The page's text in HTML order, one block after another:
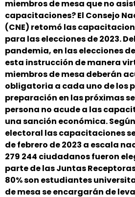
miembros de mesa que no
capacitaciones? El Consejo
(CNE) retomó las
para las elecciones de 2023.
pandemia, en las elecciones de
esta instrucción de manera
miembros de mesa deberán
obligatoria a cada uno de los
preparación en las próximas
persona no acude a las
una sanción económica.
electoral las capacitaciones
de febrero de 2023 a escala
279 244 ciudadanos fueron
parte de las Juntas
80% son estudiantes
de mesa se encargarán de